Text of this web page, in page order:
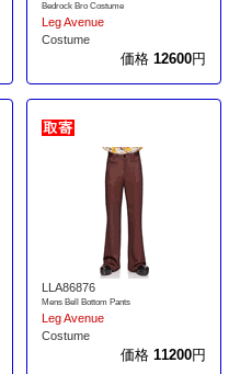
Bedrock Bro Costume
Leg Avenue
Costume
価格12600円
LLA86876
Mens Bell Bottom Pants
Leg Avenue
Costume
価格11200円